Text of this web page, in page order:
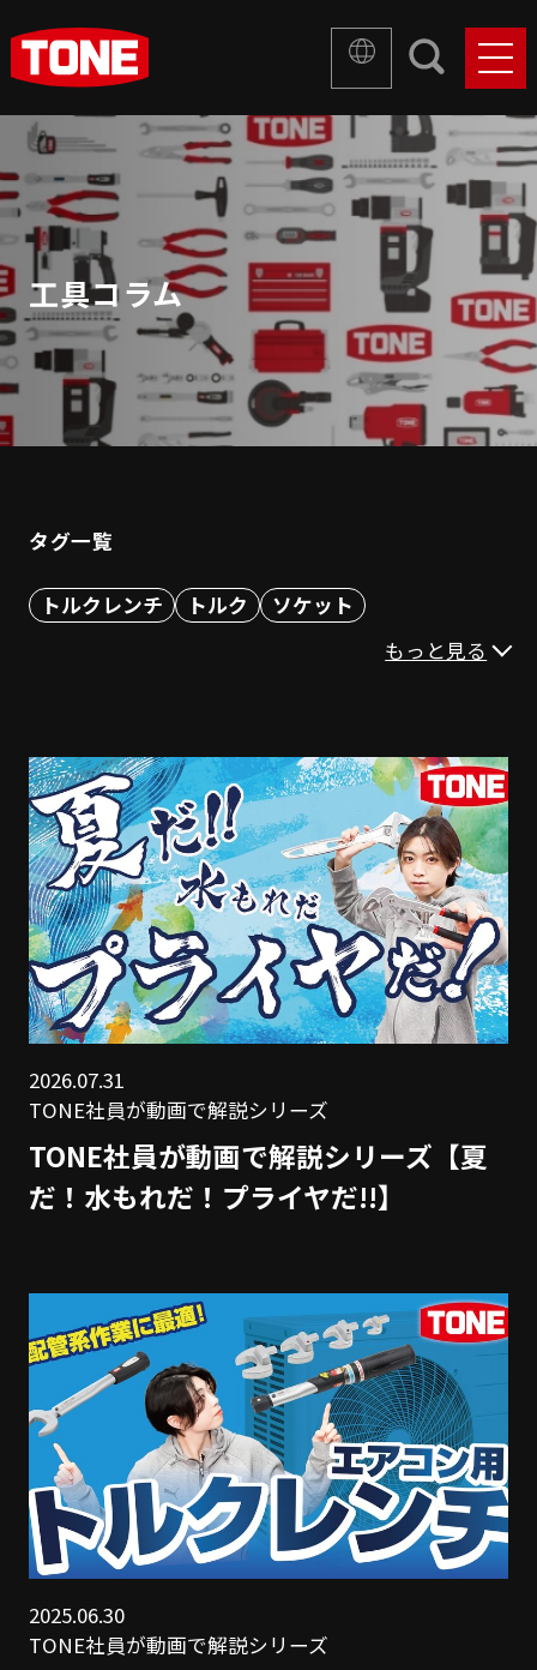
工具コラム
タグ一覧
トルクレンチ トルク
ソケット
プライヤ
ペンチ
ニッパ 自動車向け 建築
産業
ステンレス
計測工具
クイックフィット
トルクス
パワーレンチ
アダプタ
ラチェット
電動 スナップリング
救出工具
めがね
コンパクト ストレージ
DIY
知っとかないTONE
工具読本シリーズ
新人が聞く!TONE社員おススメ工具
TONE社員が動画で解説シリーズ
製品ショート動画
もっと見る
2026.07.31
TONE社員が動画で解説シリーズ
TONE社員が動画で解説シリーズ【夏
だ！水もれだ！プライヤだ!!】
2025.06.30
TONE社員が動画で解説シリーズ